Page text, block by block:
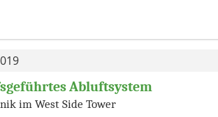
Abluftsystem
im West Side Tower